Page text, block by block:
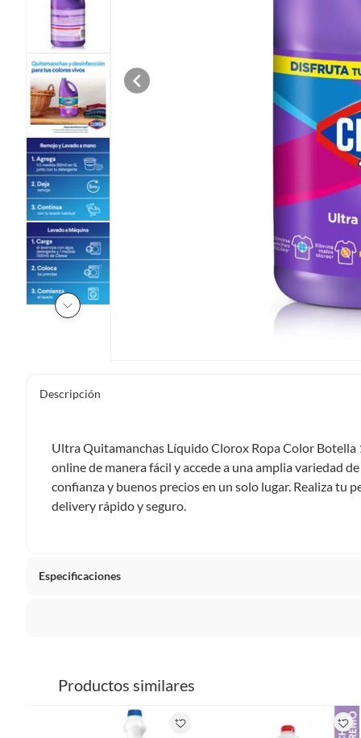
Descripción
Ultra Quitamanchas Líquido Clorox Ropa Color Botella
online de manera fácil y accede a una amplia variedad
confianza y buenos precios en un solo lugar. Realiza tu
delivery rápido y seguro.
Especificaciones
Hipoalergénico No
pueden devolver ni cambiar. Conoce cuáles son:
Productos vendidos por Falabella, Tottus y otros
Productos similares